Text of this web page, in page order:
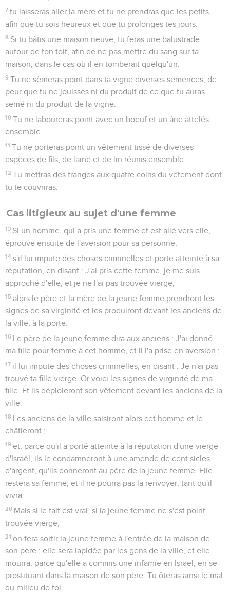
7 tu laisseras aller la mère et tu ne prendras que les petits,
afin que tu sois heureux et que tu prolonges tes jours.
8 Si tu bâtis une maison neuve, tu feras une balustrade
autour de ton toit, afin de ne pas mettre du sang sur ta
maison, dans le cas où il en tomberait quelqu'un.
9 Tu ne sèmeras point dans ta vigne diverses semences, de
peur que tu ne jouisses ni du produit de ce que tu auras
semé ni du produit de la vigne.
10 Tu ne laboureras point avec un boeuf et un âne attelés
ensemble.
11 Tu ne porteras point un vêtement tissé de diverses
espèces de fils, de laine et de lin réunis ensemble.
12 Tu mettras des franges aux quatre coins du vêtement dont
tu te couvriras.
Cas litigieux au sujet d'une femme
13 Si un homme, qui a pris une femme et est allé vers elle,
éprouve ensuite de l'aversion pour sa personne,
14 s'il lui impute des choses criminelles et porte atteinte à sa
réputation, en disant : J'ai pris cette femme, je me suis
approché d'elle, et je ne l'ai pas trouvée vierge, -
15 alors le père et la mère de la jeune femme prendront les
signes de sa virginité et les produiront devant les anciens de
la ville, à la porte.
16 Le père de la jeune femme dira aux anciens : J'ai donné
ma fille pour femme à cet homme, et il l'a prise en aversion ;
17 il lui impute des choses criminelles, en disant : Je n'ai pas
trouvé ta fille vierge. Or voici les signes de virginité de ma
fille. Et ils déploieront son vêtement devant les anciens de la
ville.
18 Les anciens de la ville saisiront alors cet homme et le
châtieront ;
19 et, parce qu'il a porté atteinte à la réputation d'une vierge
d'Israël, ils le condamneront à une amende de cent sicles
d'argent, qu'ils donneront au père de la jeune femme. Elle
restera sa femme, et il ne pourra pas la renvoyer, tant qu'il
vivra.
20 Mais si le fait est vrai, si la jeune femme ne s'est point
trouvée vierge,
21 on fera sortir la jeune femme à l'entrée de la maison de
son père ; elle sera lapidée par les gens de la ville, et elle
mourra, parce qu'elle a commis une infamie en Israël, en se
prostituant dans la maison de son père. Tu ôteras ainsi le mal
du milieu de toi.